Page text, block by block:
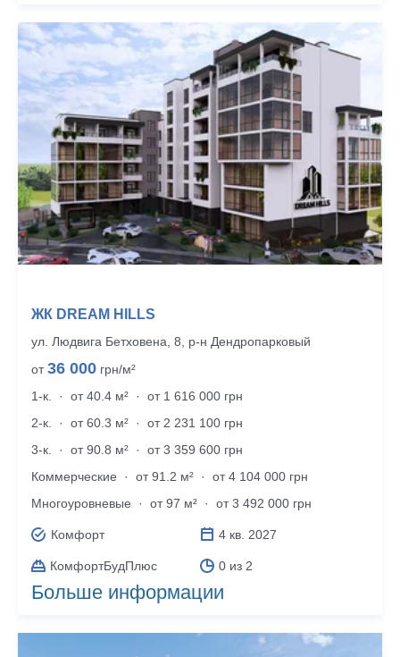
ЖК DREAM HILLS
ул. Людвига Бетховена, 8, р‑н Дендропарковый
от36 000 грн/м²
1-к.
· от 40.4 м² ·
от 1 616 000 грн
2-к.
· от 60.3 м² ·
от 2 231 100 грн
3-к.
· от 90.8 м² ·
от 3 359 600 грн
Коммерческие
· от 91.2 м² ·
от 4 104 000 грн
Много­уровневые
· от 97 м² · от 3 492 000 грн
Комфорт 4 кв. 2027
КомфортБудПлюс 0 из 2
Больше информации